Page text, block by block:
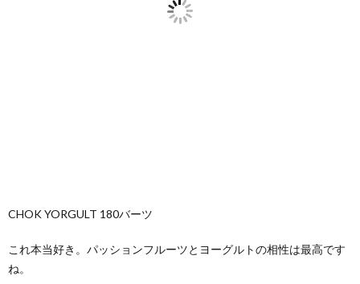
CHOK YORGULT 180バーツ
これ本当好き。パッションフルーツとヨーグルトの相性は最高です
ね。